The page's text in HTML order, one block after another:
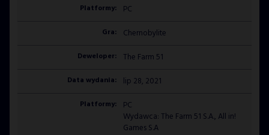
PC
Chernobylite
The Farm 51
lip 28, 2021
PC
Wydawca: The Farm 51 S.A., All in!
Games S.A